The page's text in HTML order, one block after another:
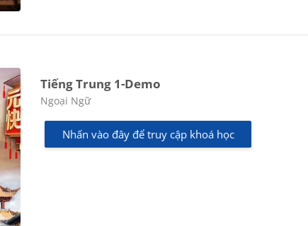
Tiếng Trung 1-Demo
Các loại khóa học
Ngoại Ngữ
Nhấn vào đây để truy cập khoá học